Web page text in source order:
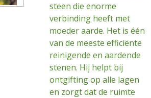
steen die enorme
verbinding heeft met
moeder aarde. Het is één
van de meeste efficiënte
reinigende en aardende
stenen. Hij helpt bij
ontgifting op alle lagen
en zorgt dat de ruimte